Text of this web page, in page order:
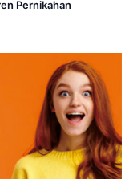
Pernikahan